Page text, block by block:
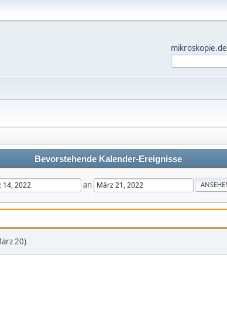
mikroskopie.de
Bevorstehende Kalender-Ereignisse
an
20)